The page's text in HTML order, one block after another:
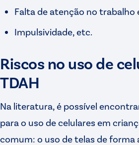
Falta de atenção no trabalho
Impulsividade, etc.
Riscos no uso de
TDAH
Na literatura, é possível
para o uso de celulares em
comum: o uso de telas de forma